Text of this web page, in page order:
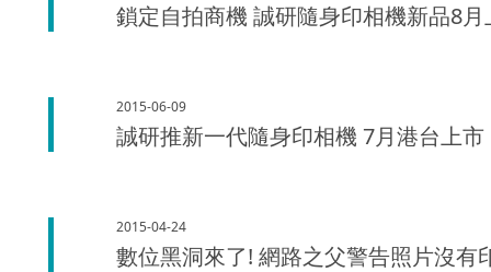
鎖定自拍商機 誠研隨身印相機新品8
2015-06-09
誠研推新一代隨身印相機 7月港台上市
2015-04-24
數位黑洞來了! 網路之父警告照片沒